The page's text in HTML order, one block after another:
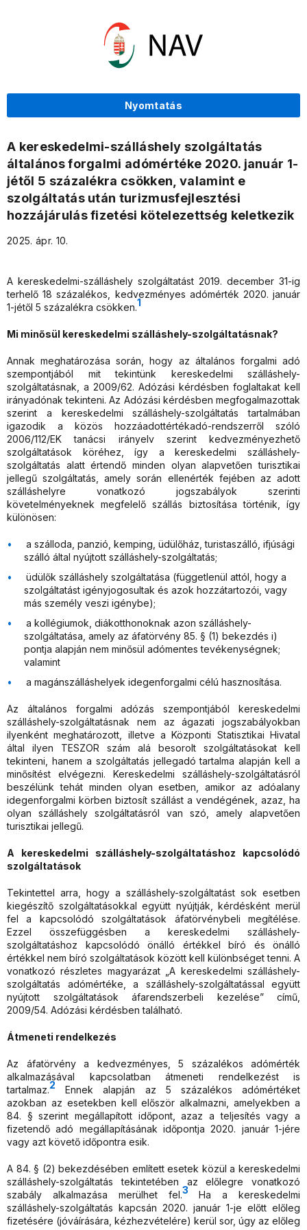
Nyomtatás
A kereskedelmi-szálláshely szolgáltatás
általános forgalmi adómértéke 2020. január 1-
jétől 5 százalékra csökken, valamint e
szolgáltatás után turizmusfejlesztési
hozzájárulás fizetési kötelezettség keletkezik
2025. ápr. 10.
A kereskedelmi-szálláshely szolgáltatást 2019. december 31-ig
terhelő 18 százalékos, kedvezményes adómérték 2020. január
1-jétől 5 százalékra csökken.1
Mi minősül kereskedelmi szálláshely-szolgáltatásnak?
Annak meghatározása során, hogy az általános forgalmi adó
szempontjából mit tekintünk kereskedelmi szálláshely-
szolgáltatásnak, a 2009/62. Adózási kérdésben foglaltakat kell
irányadónak tekinteni. Az Adózási kérdésben megfogalmazottak
szerint a kereskedelmi szálláshely-szolgáltatás tartalmában
igazodik a közös hozzáadottértékadó-rendszerről szóló
2006/112/EK tanácsi irányelv szerint kedvezményezhető
szolgáltatások köréhez, így a kereskedelmi szálláshely-
szolgáltatás alatt értendő minden olyan alapvetően turisztikai
jellegű szolgáltatás, amely során ellenérték fejében az adott
szálláshelyre vonatkozó jogszabályok szerinti
követelményeknek megfelelő szállás biztosítása történik, így
különösen:
a szálloda, panzió, kemping, üdülőház, turistaszálló, ifjúsági
szálló által nyújtott szálláshely-szolgáltatás;
üdülők szálláshely szolgáltatása (függetlenül attól, hogy a
szolgáltatást igényjogosultak és azok hozzátartozói, vagy
más személy veszi igénybe);
a kollégiumok, diákotthonoknak azon szálláshely-
szolgáltatása, amely az áfatörvény 85. § (1) bekezdés i)
pontja alapján nem minősül adómentes tevékenységnek;
valamint
a magánszálláshelyek idegenforgalmi célú hasznosítása.
Az általános forgalmi adózás szempontjából kereskedelmi
szálláshely-szolgáltatásnak nem az ágazati jogszabályokban
ilyenként meghatározott, illetve a Központi Statisztikai Hivatal
által ilyen TESZOR szám alá besorolt szolgáltatásokat kell
tekinteni, hanem a szolgáltatás jellegadó tartalma alapján kell a
minősítést elvégezni. Kereskedelmi szálláshely-szolgáltatásról
beszélünk tehát minden olyan esetben, amikor az adóalany
idegenforgalmi körben biztosít szállást a vendégének, azaz, ha
olyan szálláshely szolgáltatásról van szó, amely alapvetően
turisztikai jellegű.
A kereskedelmi szálláshely-szolgáltatáshoz kapcsolódó
szolgáltatások
Tekintettel arra, hogy a szálláshely-szolgáltatást sok esetben
kiegészítő szolgáltatásokkal együtt nyújtják, kérdésként merül
fel a kapcsolódó szolgáltatások áfatörvénybeli megítélése.
Ezzel összefüggésben a kereskedelmi szálláshely-
szolgáltatáshoz kapcsolódó önálló értékkel bíró és önálló
értékkel nem bíró szolgáltatások között kell különbséget tenni. A
vonatkozó részletes magyarázat „A kereskedelmi szálláshely-
szolgáltatás adómértéke, a szálláshely-szolgáltatással együtt
nyújtott szolgáltatások áfarendszerbeli kezelése” című,
2009/54. Adózási kérdésben található.
Átmeneti rendelkezés
Az áfatörvény a kedvezményes, 5 százalékos adómérték
alkalmazásával kapcsolatban átmeneti rendelkezést is
tartalmaz.2 Ennek alapján az 5 százalékos adómértéket
azokban az esetekben kell először alkalmazni, amelyekben a
84. § szerint megállapított időpont, azaz a teljesítés vagy a
fizetendő adó megállapításának időpontja 2020. január 1-jére
vagy azt követő időpontra esik.
A 84. § (2) bekezdésében említett esetek közül a kereskedelmi
szálláshely-szolgáltatás tekintetében az előlegre vonatkozó
szabály alkalmazása merülhet fel.3 Ha a kereskedelmi
szálláshely-szolgáltatás kapcsán 2020. január 1-je előtt előleg
fizetésére (jóváírására, kézhezvételére) kerül sor, úgy az előleg